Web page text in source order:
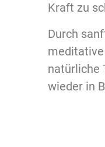
Kraft zu
Durch
natürliche
wieder in